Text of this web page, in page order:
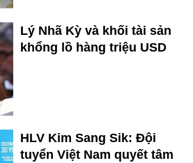
Lý Nhã Kỳ và khối tài sản
khổng lồ hàng triệu USD
HLV Kim Sang Sik: Đội
tuyển Việt Nam quyết tâm